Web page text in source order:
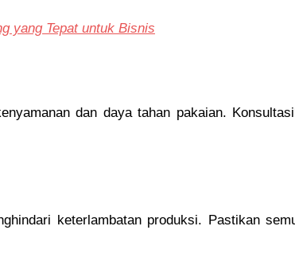
yang Tepat untuk Bisnis
dan daya tahan pakaian.
keterlambatan produksi. Pastikan